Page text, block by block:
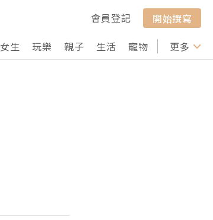
會員登記
開始撰寫
女生 玩樂 親子 生活 寵物 行山 打卡
更多